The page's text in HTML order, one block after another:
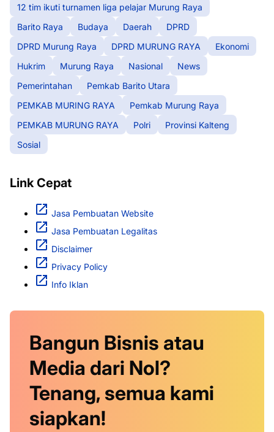
12 tim ikuti turnamen liga pelajar Murung Raya
Barito Raya
Budaya Daerah
DPRD
DPRD Murung Raya
DPRD MURUNG RAYA
Ekonomi
Hukrim
Murung Raya Nasional
News
Pemerintahan
Pemkab Barito Utara
PEMKAB MURING RAYA
Pemkab Murung Raya
PEMKAB MURUNG RAYA
Polri
Provinsi Kalteng
Sosial
Link Cepat
Jasa Pembuatan Website
Jasa Pembuatan Legalitas
Disclaimer
Privacy Policy
Info Iklan
Bangun Bisnis atau
Media dari Nol?
Tenang, semua kami
siapkan!